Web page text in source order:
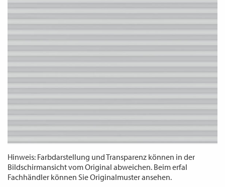
WECHSELN
DE
Hinweis: Farbdarstellung und Transparenz können in der
Bildschirmansicht vom Original abweichen. Beim erfal
Fachhändler können Sie Originalmuster ansehen.